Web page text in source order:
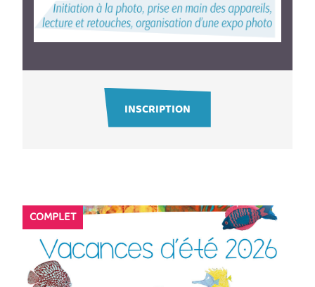
INSCRIPTION
COMPLET